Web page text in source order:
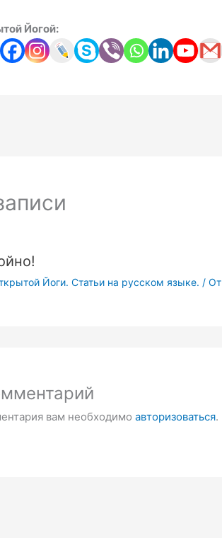
Йогой:
Йоги. Статьи на русском языке. / От
вам необходимо авторизоваться.